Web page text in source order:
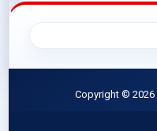
Copyright © 2026